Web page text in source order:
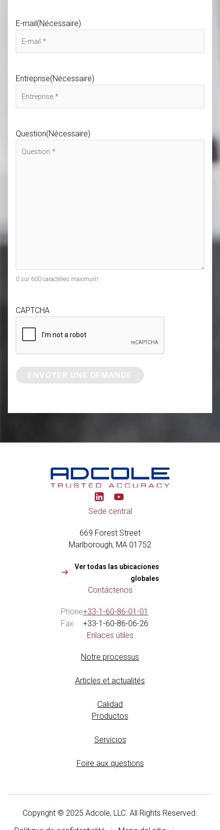
E-mail(Nécessaire)
Entreprise(Nécessaire)
Question(Nécessaire)
0 sur 600 caractères maximum
CAPTCHA
Y
o
u
b
e
Sede central
669 Forest Street
Marlborough, MA 01752
Ver todas las ubicaciones
globales
Contáctenos
Phone+33-1-60-86-01-01
Fax
+33-1-60-86-06-26
Enlaces útiles
Notre processus
Articles et actualités
Calidad
Productos
Servicios
Foire aux questions
Copyright © 2025 Adcole, LLC. All Rights Reserved.